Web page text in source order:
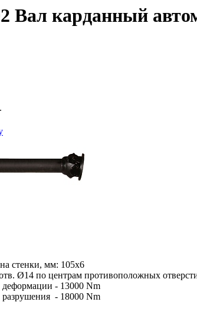
Вал карданный
стенки, мм: 105х6
Ø14 по центрам противоположных
- 13000 Nm
- 18000 Nm